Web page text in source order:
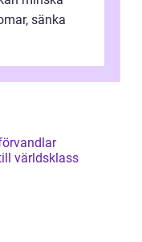
sänka
världsklass